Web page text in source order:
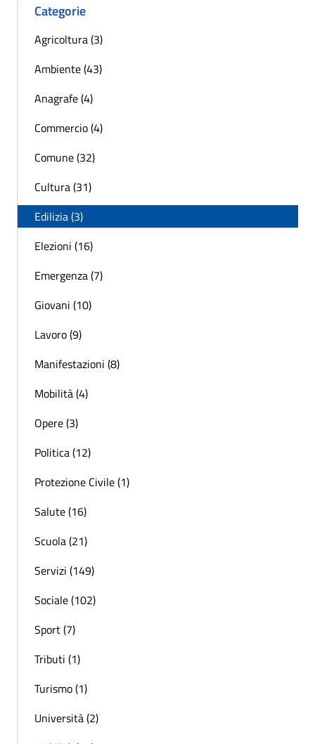
Categorie
Agricoltura (3)
Ambiente (43)
Anagrafe (4)
Commercio (4)
Comune (32)
Cultura (31)
Edilizia (3)
Elezioni (16)
Emergenza (7)
Giovani (10)
Lavoro (9)
Manifestazioni (8)
Mobilità (4)
Opere (3)
Politica (12)
Protezione Civile (1)
Salute (16)
Scuola (21)
Servizi (149)
Sociale (102)
Sport (7)
Tributi (1)
Turismo (1)
Università (2)